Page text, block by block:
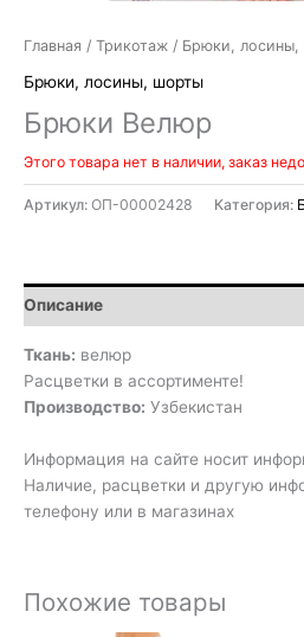
Главная / Трикотаж / Брюки,
Брюки, лосины, шорты
Брюки Велюр
Этого товара нет в наличии, заказ
Артикул: ОП-00002428 Категория:
Описание
Ткань: велюр
Расцветки в ассортименте!
Производство: Узбекистан
Информация на сайте носит
Наличие, расцветки и другую
телефону или в магазинах
Похожие товары